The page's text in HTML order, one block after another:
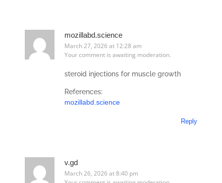
mozillabd.science
March 27, 2026 at 12:28 am
Your comment is awaiting moderation.
steroid injections for muscle growth
References:
mozillabd.science
Reply
v.gd
March 26, 2026 at 8:40 pm